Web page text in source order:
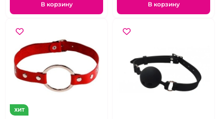
В корзину В корзину
ХИТ